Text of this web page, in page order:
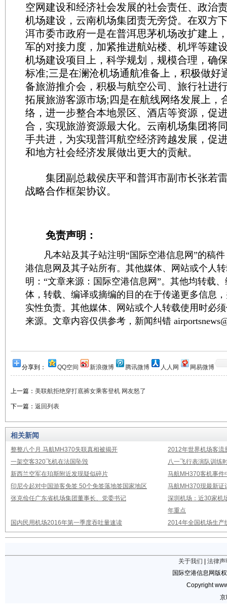
空网建设和经济社会发展的社会责任、政治
机场建设，云南机场集团责无旁贷。在双方
洱市委市政府一是在普洱思茅机场改扩建上
军的对接力度，加紧推进航站楼、机坪等建
机场建设项目上，科学规划，规模合理，确
标准;三是在澜沧机场通航准备上，积极做好
备旅游推介会，积极与航空公司、旅行社进
拓展旅游客源市场;四是在航线网络发展上，
络，进一步整合本地景区、酒店等资源，促
合，实现旅游资源最大化。云南机场集团将
手共进，为实现普洱航空经济跨越发展，促
和地方社会经济发展做出更大的贡献。
集团副总裁侯庆平和普洱市副市长张若
战略合作框架协议。
免责声明：
凡本站及其子站注明“国际空港信息网”的稿件
港信息网及其子站所有。其他媒体、网站或个人
明：“文章来源：国际空港信息网”。其他均转载
体，转载、编译或摘编的目的在于传递更多信息
实性负责。其他媒体、网站或个人转载使用时必
来源。文章内容仅供参考，新闻纠错
分享到： QQ空间 新浪微博 腾讯微博 人人网 网易微博
上一篇： 美联航拒绝穿打底裤女乘客登机 网友怒了
下一篇： 返回列表
相关新闻
整整八个月 马航MH370失联真相被揭开
2012年世界机场客流
一架空客320飞机在法国坠毁
八一飞行表演队训练
新西兰空军在珀斯附近发现疑似碎片
马航MH370客机事件
印尼今起对中国游客免签 50个免签落地签国家地区
马航MH370现最新证
张克俭任广东省机场集团董事长、党委书记
深圳机场：近30家机
年重点
国内民用机场2016年第一季度吞吐量速读
2014年全国机场生产
关于我们
法律声
国际空港信息网版
Copyright